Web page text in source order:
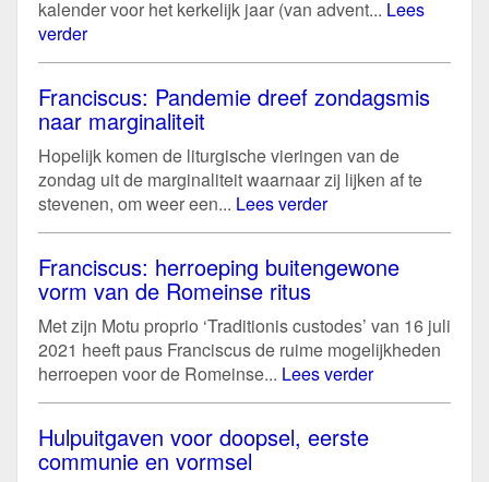
kalender voor het kerkelijk jaar (van advent... Lees
verder
Franciscus: Pandemie dreef zondagsmis
naar marginaliteit
Hopelijk komen de liturgische vieringen van de
zondag uit de marginaliteit waarnaar zij lijken af te
stevenen, om weer een... Lees verder
Franciscus: herroeping buitengewone
vorm van de Romeinse ritus
Met zijn Motu proprio ‘Traditionis custodes’ van 16 juli
2021 heeft paus Franciscus de ruime mogelijkheden
herroepen voor de Romeinse... Lees verder
Hulpuitgaven voor doopsel, eerste
communie en vormsel